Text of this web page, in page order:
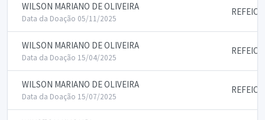
WILSON MARIANO DE OLIVEIRA
Data da Doação 05/11/2025
WILSON MARIANO DE OLIVEIRA
Data da Doação 15/04/2025
WILSON MARIANO DE OLIVEIRA
Data da Doação 15/07/2025